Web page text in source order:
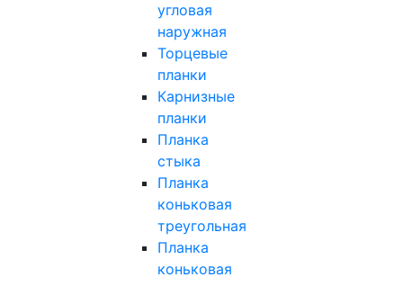
угловая
наружная
Торцевые
планки
Карнизные
планки
Планка
стыка
Планка
коньковая
треугольная
Планка
коньковая